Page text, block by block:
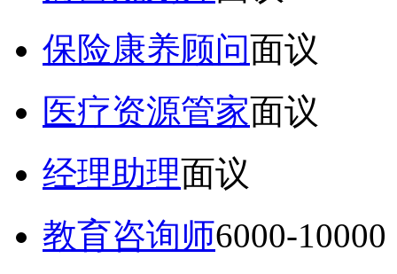
保险康养顾问面议
医疗资源管家面议
经理助理面议
教育咨询师6000-